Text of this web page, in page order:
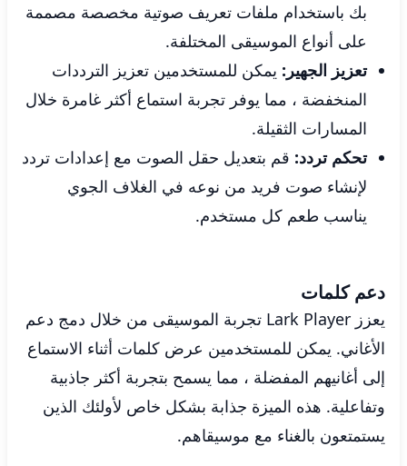
بك باستخدام ملفات تعريف صوتية مخصصة مصممة
على أنواع الموسيقى المختلفة.
تعزيز الجهير: يمكن للمستخدمين تعزيز الترددات
المنخفضة ، مما يوفر تجربة استماع أكثر غامرة خلال
المسارات الثقيلة.
تحكم تردد: قم بتعديل حقل الصوت مع إعدادات تردد
لإنشاء صوت فريد من نوعه في الغلاف الجوي
يناسب طعم كل مستخدم.
دعم كلمات
يعزز Lark Player تجربة الموسيقى من خلال دمج دعم
الأغاني. يمكن للمستخدمين عرض كلمات أثناء الاستماع
إلى أغانيهم المفضلة ، مما يسمح بتجربة أكثر جاذبية
وتفاعلية. هذه الميزة جذابة بشكل خاص لأولئك الذين
يستمتعون بالغناء مع موسيقاهم.